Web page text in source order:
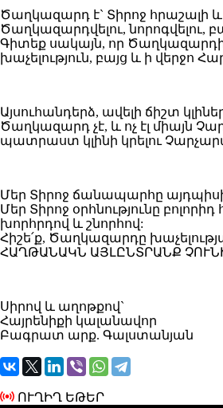
Ծաղկազարդ է` Տիրոջ հրաշալի
Ծաղկազարդվելու, նորոգվելու,
Գիտեք սակայն, որ
խաչելություն, բայց և ի վերջո
Այսուհանդերձ, ավելի ճիշտ
Ծաղկազարդ չէ, և ոչ էլ միայն
պատրաստ կլինի կրելու
Մեր Տիրոջ ճանապարհը
Մեր Տիրոջ օրհնությունը
խորհրդով և շնորհով:
Հիշե՛ք, Ծաղկազարդը
ՀԱՂԹԱՆԱԿՆ ԱՅԼԸՆՏՐԱՆՔ
Սիրով և աղոթքով`
Հայրենիքի կալանավոր
Բագրատ արք. Գալստանյան
ՈՒՂԻՂ ԵԹԵՐ